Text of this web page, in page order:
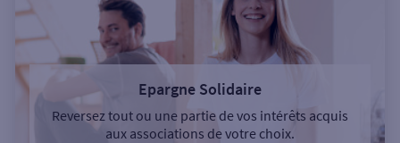
Epargne Solidaire
Reversez tout ou une partie de vos intérêts acquis
aux associations de votre choix.